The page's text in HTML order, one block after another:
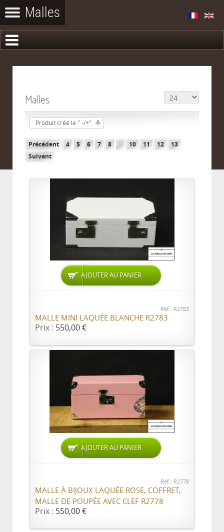
Malles
Produit créé le " -/+"
Précédent 4 5 6 7 8 9 10 11 12
13
Suivant
AJOUTER AU PANIER
Réf.: R2783
MALLE MINI LAQUÉE BLANCHE R2783
Prix : 550,00 €
AJOUTER AU PANIER
Réf.: R2778
MALLE À BIJOUX LAQUÉE ROSE, COFFRET,
MALLE DE POUPÉE AVEC CLEF R2778
Prix : 550,00 €